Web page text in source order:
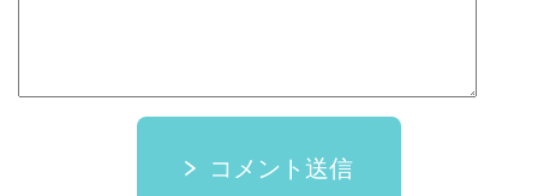
コメント送信